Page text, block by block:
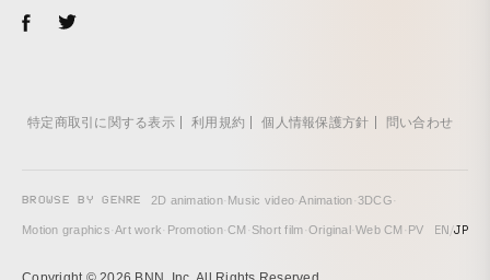
Eatsを利用することで解決できる様子をユーモラスに表現し
期間限定で開催しました。また、 ブランドメッセージを強化
特定商取引に関する表示 利用規約 個人情報保護方針 問い合わせ
BROWSE BY GENRE 2D animation· Music video·Animation·3DCG·
Motion graphics·Art work· Promotion·CM · Short film·Original ·Web CM · PV EN/JP